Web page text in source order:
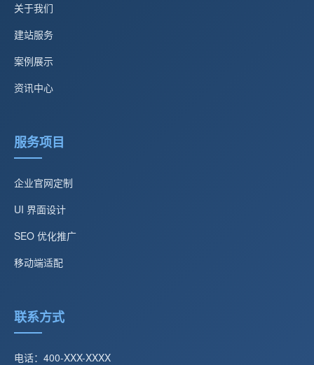
关于我们
建站服务
案例展示
资讯中心
服务项目
企业官网定制
UI 界面设计
SEO 优化推广
移动端适配
联系方式
电话：400-XXX-XXXX